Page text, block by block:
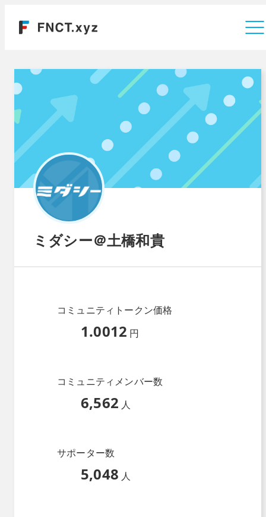
ミダシー＠土橋和貴
コミュニティトークン価格
1.0012 円
コミュニティメンバー数
6,562 人
サポーター数
5,048 人